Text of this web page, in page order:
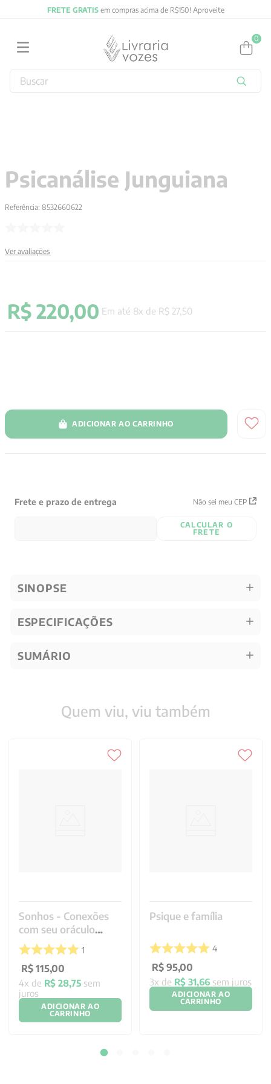
FRETE GRATISem compras acima de R$150! Aproveite
0
Buscar
Psicanálise Junguiana
Referência: 8532660622
Ver avaliações
R$ 220,00 Em até 8x de R$ 27, 50
ADICIONAR AO CARRINHO
Frete e prazo de entrega Não sei meu CEP
CALCULAR O
FRETE
SINOPSE
ESPECIFICAÇÕES
SUMÁRIO
Quem viu, viu também
Sonhos - Conexões
com seu oráculo
interior
1
R$ 115,00
4x de R$ 28,75 sem
juros
ADICIONAR AO
CARRINHO
Psique e família
4
R$ 95,00
3x de R$ 31,66 sem juros
ADICIONAR AO
CARRINHO
4º jung
5 byung chul han
10 psicologia